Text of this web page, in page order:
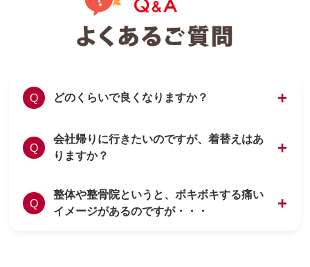
Q どのくらいで良くなりますか？
A
症状によって異なりますが、筋肉での痛みは1
回～3回の施術で改善に向かいます。
で1ヵ月～3ヵ月の期間が目安です。
Q
会社帰りに行きたいのですが、着替えはあ
りますか？
A
お着替えをご用意しております。
お仕事の帰りでも、お気軽にご来院ください。
Q
整体や整骨院というと、ボキボキする痛い
イメージがあるのですが・・・